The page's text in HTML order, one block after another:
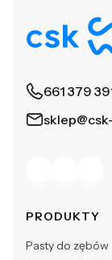
661 379
Linki w
PRODUKTY
Pasty do zębów